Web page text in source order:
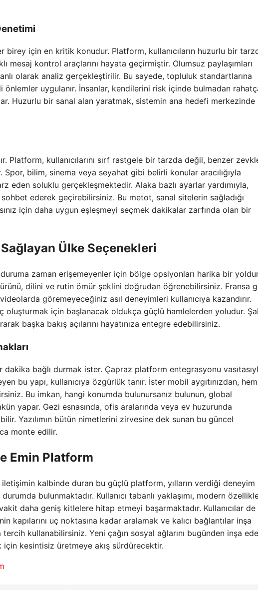
birey için en kritik konudur. Platform, kullanıcıların huzurlu bir
mesaj kontrol araçlarını hayata geçirmiştir. Olumsuz paylaşımları
olarak analiz gerçekleştirilir. Bu sayede, topluluk standartlarına
uygulanır. İnsanlar, kendilerini risk içinde bulmadan
Huzurlu bir sanal alan yaratmak, sistemin ana hedefi merkezinde
Platform, kullanıcılarını sırf rastgele bir tarzda değil, benzer
bilim, sinema veya seyahat gibi belirli konular aracılığıyla
eden soluklu gerçekleşmektedir. Alaka bazlı ayarlar yardımıyla,
ederek geçirebilirsiniz. Bu metot, sanal sitelerin sağladığı
için daha uygun eşleşmeyi seçmek dakikalar zarfında olan bir
Sağlayan Ülke Seçenekleri
zaman erişemeyenler için bölge opsiyonları harika bir
dilini ve rutin ömür şeklini doğrudan öğrenebilirsiniz. Fransa
göremeyeceğiniz asıl deneyimleri kullanıcıya kazandırır.
oluşturmak için başlanacak oldukça güçlü hamlelerden yoludur.
başka bakış açılarını hayatınıza entegre edebilirsiniz.
dakika bağlı durmak ister. Çapraz platform entegrasyonu
bu yapı, kullanıcıya özgürlük tanır. İster mobil aygıtınızdan, hem
Bu imkan, hangi konumda bulunursanız bulunun, global
yapar. Gezi esnasında, ofis aralarında veya ev huzurunda
Yazılımın bütün nimetlerini zirvesine dek sunan bu güncel
monte edilir.
Emin Platform
kalbinde duran bu güçlü platform, yılların verdiği deneyim
bulunmaktadır. Kullanıcı tabanlı yaklaşımı, modern
daha geniş kitlelere hitap etmeyi başarmaktadır. Kullanıcılar de
kapılarını uç noktasına kadar aralamak ve kalıcı bağlantılar inşa
kullanabilirsiniz. Yeni çağın sosyal ağlarını bugünden inşa
kesintisiz üretmeye akış sürdürecektir.